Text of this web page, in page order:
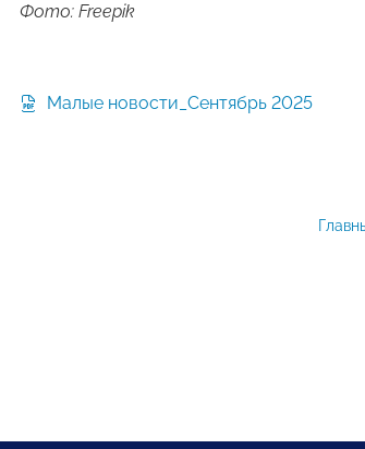
Фото: Freepik
Малые новости_Сентябрь 2025